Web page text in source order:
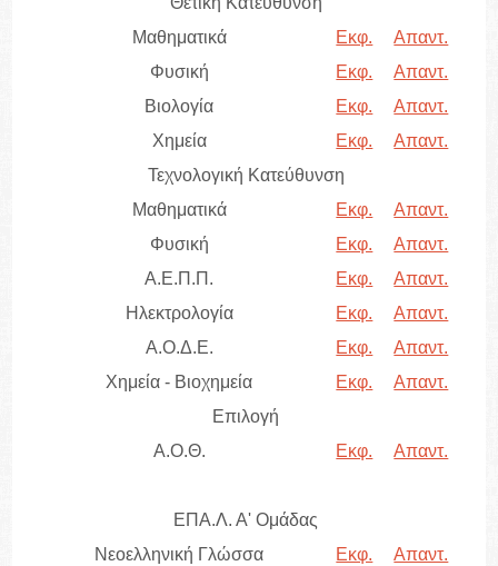
Μαθηματικά
Εκφ.
Απαντ.
Φυσική
Εκφ.
Απαντ.
Βιολογία
Εκφ.
Απαντ.
Χημεία
Εκφ.
Απαντ.
Τεχνολογική Κατεύθυνση
Μαθηματικά
Εκφ.
Απαντ.
Φυσική
Εκφ.
Απαντ.
Α.Ε.Π.Π.
Εκφ.
Απαντ.
Ηλεκτρολογία
Εκφ.
Απαντ.
Α.Ο.Δ.Ε.
Εκφ.
Απαντ.
Χημεία - Βιοχημεία
Εκφ.
Απαντ.
Επιλογή
Α.Ο.Θ.
Εκφ. Απαντ.
ΕΠΑ.Λ. Α' Ομάδας
Νεοελληνική Γλώσσα
Εκφ.
Απαντ.